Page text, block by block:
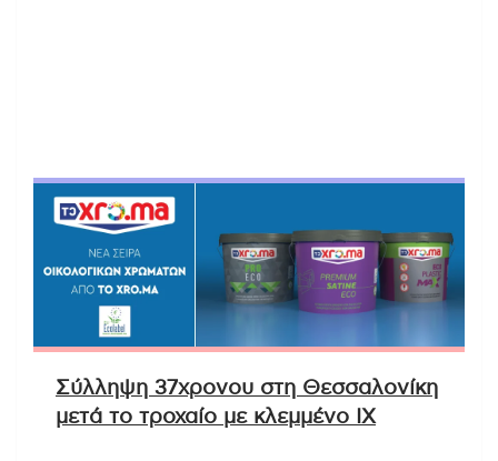
Σύλληψη 37χρονου στη Θεσσαλονίκη
μετά το τροχαίο με κλεμμένο ΙΧ